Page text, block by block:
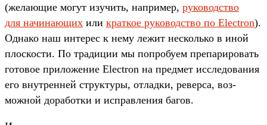
(жела­ющие могут изу­чить, нап­ример, ру­ководс­тво
для начина­ющих или крат­кое руководс­тво по Electron).
Одна­ко наш инте­рес к нему лежит нес­коль­ко в иной
плос­кости. По тра­диции мы поп­робу­ем пре­пари­ровать
готовое при­ложе­ние Electron на пред­мет иссле­дова­ния
его внут­ренней струк­туры, отладки, ревер­са, воз­
можной доработ­ки и исправ­ления багов.